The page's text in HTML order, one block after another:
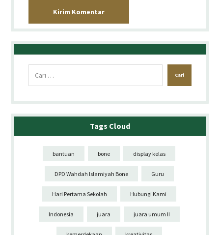
Kirim Komentar
Cari
Tags Cloud
bantuan bone display kelas
DPD Wahdah Islamiyah Bone Guru
Hari Pertama Sekolah Hubungi Kami
Indonesia juara juara umum II